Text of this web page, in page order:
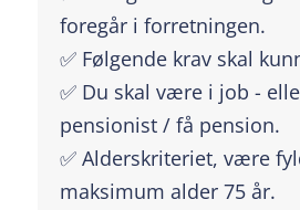
foregår i forretningen.
✅ Følgende krav skal
✅ Du skal være i job -
pensionist / få pension.
✅ Alderskriteriet, være
maksimum alder 75 år.